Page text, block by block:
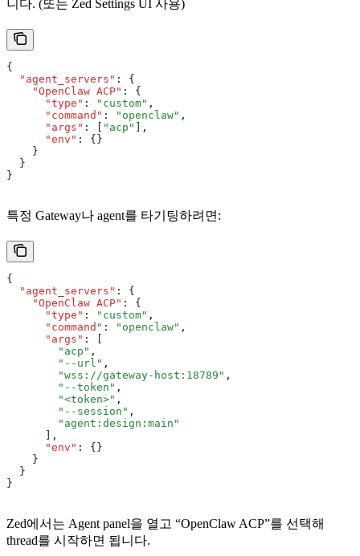
니다. (또는 Zed Settings UI 사용)
{
  "agent_servers"
:
{
    "OpenClaw ACP"
:
{
      "type"
: "custom" ,
      "command"
: "openclaw" ,
      "args"
: "acp"
,
      "env"
:
{}
    }
  }
}
특정 Gateway나 agent를 타기팅하려면:
{
  "agent_servers"
:
{
    "OpenClaw ACP"
:
{
      "type"
: "custom" ,
      "command"
: "openclaw" ,
      "args"
:
        "acp"
,
        "--url"
,
        "wss://gateway-host:18789"
,
        "--token"
,
        "<token>"
,
        "--session"
,
        "agent:design:main"
,
      "env"
:
{}
    }
  }
}
Zed에서는 Agent panel을 열고 “OpenClaw ACP”를 선택해
thread를 시작하면 됩니다.